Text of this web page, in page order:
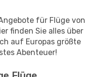
für Flüge von
finden Sie alles über
auf Europas größte
Abenteuer!